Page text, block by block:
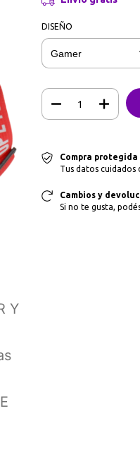
Y
DISEÑO
Compra protegida
Tus datos
Cambios y
Si no te gusta,